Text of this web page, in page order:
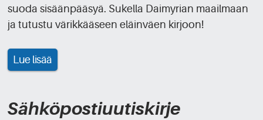
suoda sisäänpääsyä. Sukella Daimyrian maailmaan
ja tutustu värikkääseen eläinväen kirjoon!
Lue lisää
Sähköpostiuutiskirje